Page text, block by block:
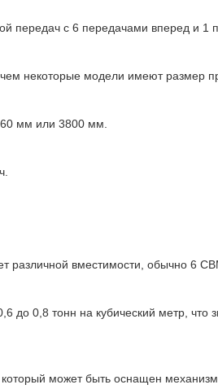
передач с 6 передачами вперед и 1
некоторые модели имеют размер
мм или 3800 мм.
различной вместимости, обычно 6
до 0,8 тонн на кубический метр,
который может быть оснащен